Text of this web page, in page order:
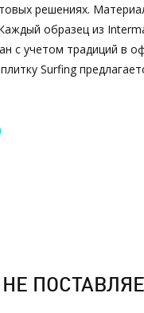
решениях.
образец из
с учетом традиций в
Surfing